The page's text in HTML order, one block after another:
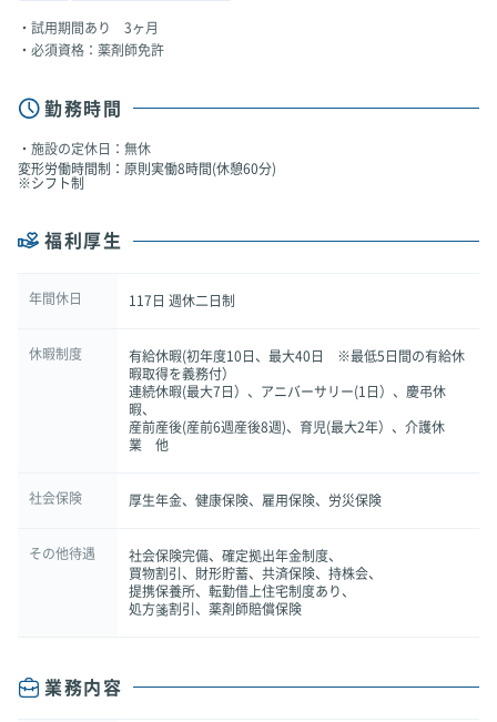
試用期間あり 3ヶ月
必須資格：薬剤師免許
勤務時間
施設の定休日：無休
変形労働時間制：原則実働8時間(休憩60分)
※シフト制
福利厚生
年間休日 117日 週休二日制
休暇制度
有給休暇(初年度10日、最大40日 ※最低5日間の有給休
暇取得を義務付）
連続休暇(最大7日）、アニバーサリー(1日）、慶弔休
暇、
産前産後(産前6週産後8週)、育児(最大2年）、介護休
業 他
社会保険 厚生年金、健康保険、雇用保険、労災保険
その他待遇
社会保険完備、確定拠出年金制度、
買物割引、財形貯蓄、共済保険、持株会、
提携保養所、転勤借上住宅制度あり、
処方箋割引、薬剤師賠償保険
業務内容